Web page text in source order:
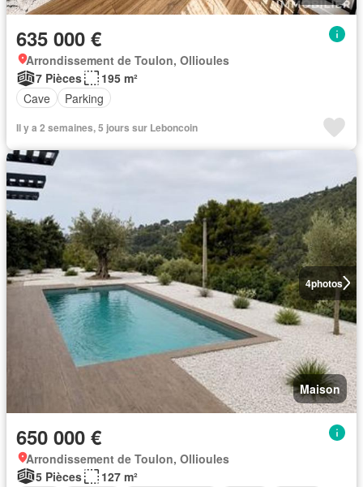
635 000 €
Arrondissement de Toulon, Ollioules
7 Pièces
195 m²
Cave
Parking
Il y a 2 semaines, 5 jours sur Leboncoin
4photos
Maison
650 000 €
Arrondissement de Toulon, Ollioules
5 Pièces
127 m²